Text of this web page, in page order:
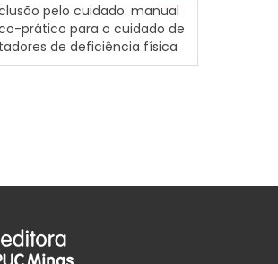
pelo cuidado: manual
prático para o cuidado de
de deficiência física